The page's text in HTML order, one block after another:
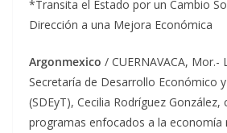
*Transita el Estado por un Cambio
Dirección a una Mejora Económica
Argonmexico / CUERNAVACA, Mor.-
Secretaría de Desarrollo Económico
(SDEyT), Cecilia Rodríguez González,
programas enfocados a la economía